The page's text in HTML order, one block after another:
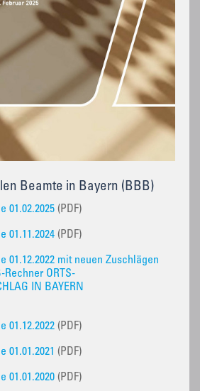
Beamte in Bayern (BBB)
01.02.2025 (PDF)
01.11.2024 (PDF)
01.12.2022 mit neuen Zuschlägen
Rechner ORTS-
IN BAYERN
01.12.2022 (PDF)
01.01.2021 (PDF)
01.01.2020 (PDF)